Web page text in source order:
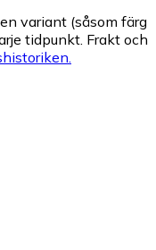
variant (såsom färg
tidpunkt. Frakt och